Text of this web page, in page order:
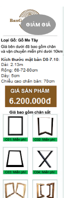
GIẢM GIÁ